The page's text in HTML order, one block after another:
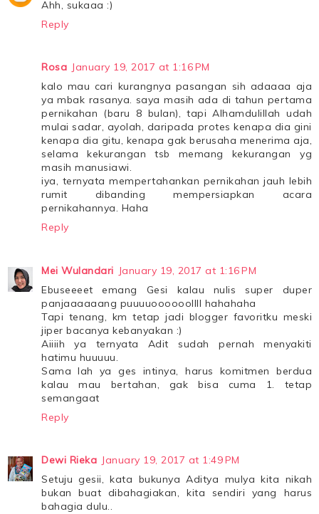
Ahh, sukaaa :)
Reply
Rosa January 19, 2017 at 1:16 PM
kalo mau cari kurangnya pasangan sih adaaaa aja
ya mbak rasanya. saya masih ada di tahun pertama
pernikahan (baru 8 bulan), tapi Alhamdulillah udah
mulai sadar, ayolah, daripada protes kenapa dia gini
kenapa dia gitu, kenapa gak berusaha menerima aja,
selama kekurangan tsb memang kekurangan yg
masih manusiawi.
iya, ternyata mempertahankan pernikahan jauh lebih
rumit dibanding mempersiapkan acara
pernikahannya. Haha
Reply
Mei Wulandari January 19, 2017 at 1:16 PM
Ebuseeeet emang Gesi kalau nulis super duper
panjaaaaaang puuuuoooooollll hahahaha
Tapi tenang, km tetap jadi blogger favoritku meski
jiper bacanya kebanyakan :)
Aiiiih ya ternyata Adit sudah pernah menyakiti
hatimu huuuuu.
Sama lah ya ges intinya, harus komitmen berdua
kalau mau bertahan, gak bisa cuma 1. tetap
semangaat
Reply
Dewi Rieka January 19, 2017 at 1:49 PM
Setuju gesii, kata bukunya Aditya mulya kita nikah
bukan buat dibahagiakan, kita sendiri yang harus
bahagia dulu..